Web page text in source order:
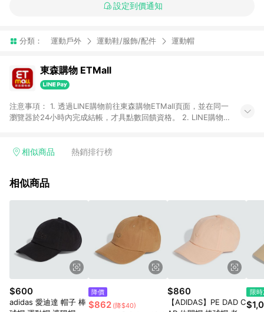
設定到價通知
分類： 運動戶外 運動鞋/服飾/配件 運動帽
東森購物 ETMall
注意事項： 1. 透過LINE購物前往東森購物ETMall頁面，並在同一
瀏覽器於24小時內完成結帳，才具點數回饋資格。 2. LINE購物
單，皆不在點數回饋範圍內。 3. 如購買以下類別商品，將無法獲
球嚴選、商城、專案商品、「草莓網」全館商品。 4. 如取消訂
實際回饋請依LINE購物通知為主。 6. 訂單如有使用東森購物
ETMall站內之折扣優惠(包含但不限於東森幣、樂透金、東森現金
券等)，不具點數回饋資格。詳細請依東森購物ETMall之結帳頁面
顯示為準。 7. LINE購物設有「單一商品最高回饋點數」機制(特
殊活動時開放「回饋無上限」)，以同一訂單中同一商品不論件數
計算，並依訂單成立時間當下LINE購物所設定的回饋機制為準。
8. LINE購物為購物資訊整合性平台，商品資料更新會有時間差，
如顯示之商品規格、顏色、價位、贈品與東森購物ETMall銷售網
頁不符，以銷售網頁標示為準。 9. 若有贈點爭議，請務必於訂單
相似商品 熱銷排行榜
相似商品
$600
adidas 愛迪達 帽子 棒
降價
$862 (降$40)
$860
【ADIDAS】PE DAD C
限